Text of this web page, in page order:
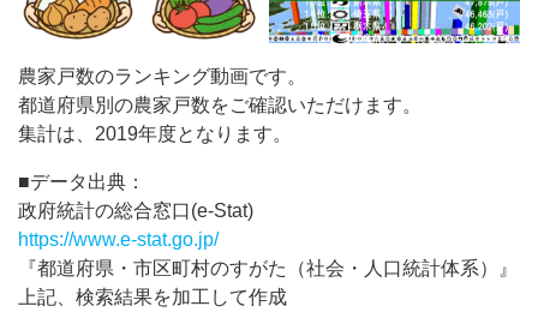
農家戸数のランキング動画です。
都道府県別の農家戸数をご確認いただけます。
集計は、2019年度となります。
■データ出典：
政府統計の総合窓口(e-Stat)
https://www.e-stat.go.jp/
『都道府県・市区町村のすがた（社会・人口統計体系）』
上記、検索結果を加工して作成